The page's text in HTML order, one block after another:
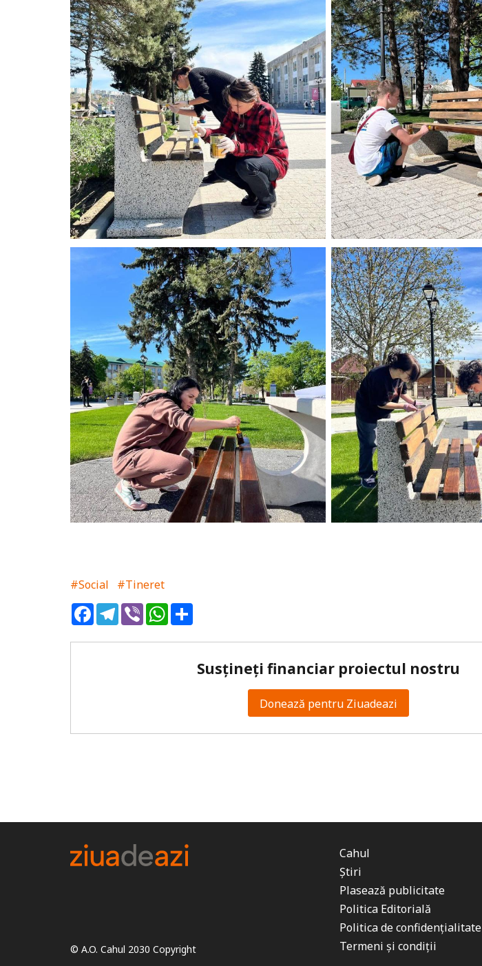
#Social
#Tineret
FacebookTelegram
ViberWhatsApp
Susțineți financiar proiectul nostru
Donează pentru Ziuadeazi
© A.O. Cahul 2030 Copyright
Cahul
Știri
Plasează publicitate
Politica Editorială
Politica de confidențialitate
Termeni și condiții